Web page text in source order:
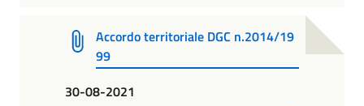
Accordo territoriale DGC n.2014/19
99
30-08-2021